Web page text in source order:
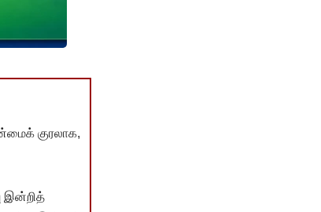
குரலாக,
இன்றித்